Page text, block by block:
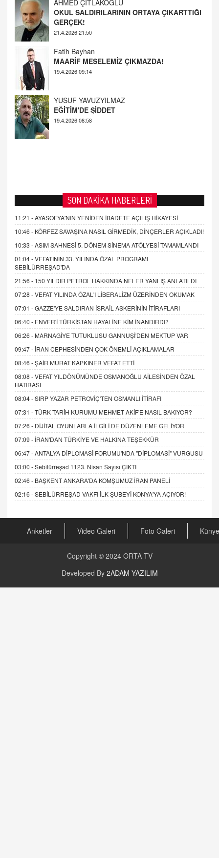
21.4.2026 21:50
Fatih Bayhan
MAARİF MESELEMİZ ÇIKMAZDA!
YUSUF YAVUZYILMAZ
SON DAKİKA HABERLERİ
11:21 -AYASOFYA'NIN YENİDEN İBADETE AÇILIŞ HİKAYESİ
10:46 - KÖRFEZ SAVAŞINA NASIL GİRMEDİK, DİNÇERLER AÇIKLADI!
10:33 -ASIM SAHNESİ 5. DÖNEM SİNEMA ATÖLYESİ TAMAMLANDI
01:04 -VEFATININ 33. YILINDA ÖZAL PROGRAMI
SEBİLÜRREŞAD'DA
21:56 - 150 YILDIR PETROL HAKKINDA NELER YANLIŞ ANLATILDI
07:28 -VEFAT YILINDA ÖZAL'I LİBERALİZM ÜZERİNDEN OKUMAK
07:01 -GAZZE'YE SALDIRAN İSRAİL ASKERİNİN İTİRAFLARI
06:40 - ENVER'İ TÜRKİSTAN HAYALİNE KİM İNANDIRDI?
06:26 - MARNAGİYE TUTUKLUSU GANNUŞİ'DEN MEKTUP VAR
09:47 - İRAN CEPHESİNDEN ÇOK ÖNEMLİ AÇIKLAMALAR
08:46 -ŞAİR MURAT KAPKINER VEFAT ETTİ
08:08 -VEFAT YILDÖNÜMÜNDE OSMANOĞLU AİLESİNDEN ÖZAL
HATIRASI
08:04 -SIRP YAZAR PETROVİÇ'TEN OSMANLI İTİRAFI
07:31 -TÜRK TARİH KURUMU MEHMET AKİF'E NASIL BAKIYOR?
07:26 - DİJİTAL OYUNLARLA İLGİLİ DE DÜZENLEME GELİYOR
07:09 - İRAN'DAN TÜRKİYE VE HALKINA TEŞEKKÜR
06:47 -ANTALYA DİPLOMASİ FORUMU'NDA "DİPLOMASİ" VURGUSU
03:00 -Sebilürreşad 1123. Nisan Sayısı ÇIKTI
02:46 - BAŞKENT ANKARA'DA KOMŞUMUZ İRAN PANELİ
02:16 -SEBİLÜRREŞAD VAKFI İLK ŞUBEYİ KONYA'YA AÇIYOR!
Anketler Video Galeri Foto Galeri Künye
Copyright © 2024 ORTA TV
Developed By 2ADAM YAZILIM